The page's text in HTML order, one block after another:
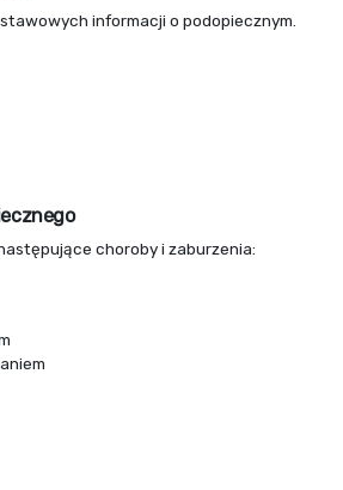
informacji o podopiecznym.
choroby i zaburzenia: